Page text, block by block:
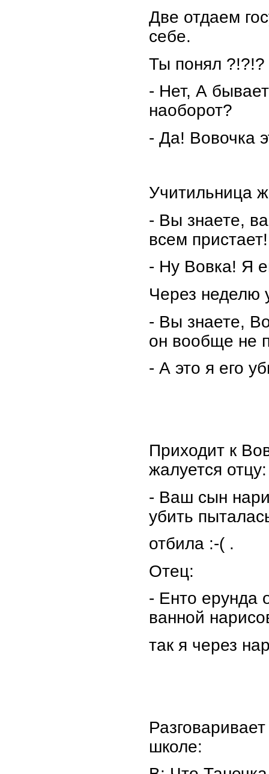
Две отдаем
себе.
Ты понял ?!?!?
- Нет, А
наоборот?
- Да! Вовочка
Учитильница
- Вы знаете,
всем пристает!
- Ну Вовка! Я
Через неделю
- Вы знаете,
он вообще не
- А это я его
Приходит к
жалуется отцу:
- Ваш сын
убить
отбила :-( .
Отец:
- Енто ерунда
ванной
так я через
школе: